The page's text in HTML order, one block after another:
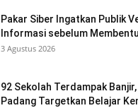
Pakar Siber Ingatkan Publik
Informasi sebelum
3 Agustus 2026
92 Sekolah Terdampak
Padang Targetkan Belajar